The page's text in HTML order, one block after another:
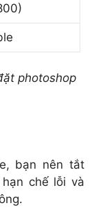
photoshop
bạn nên tắt
chế lỗi và